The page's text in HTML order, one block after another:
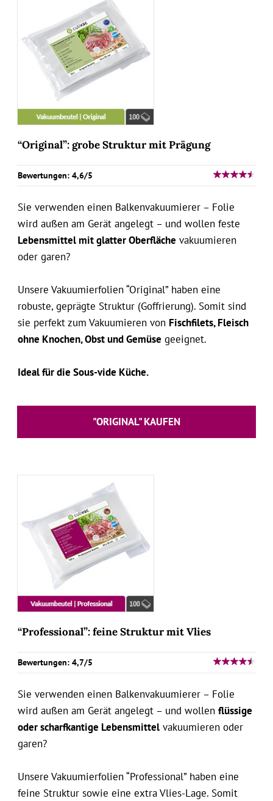
“Original”: grobe Struktur mit Prägung
Bewertungen: 4,6/5
Sie verwenden einen Balkenvakuumierer – Folie
wird außen am Gerät angelegt – und wollen feste
Lebensmittel mit glatter Oberfläche vakuumieren
oder garen?
Unsere Vakuumierfolien “Original” haben eine
robuste, geprägte Struktur (Goffrierung). Somit sind
sie perfekt zum Vakuumieren von Fischfilets, Fleisch
ohne Knochen, Obst und Gemüse geeignet.
Ideal für die Sous-vide Küche.
"ORIGINAL" KAUFEN
“Professional”: feine Struktur mit Vlies
Bewertungen: 4,7/5
Sie verwenden einen Balkenvakuumierer – Folie
wird außen am Gerät angelegt – und wollen flüssige
oder scharfkantige Lebensmittel vakuumieren oder
garen?
Unsere Vakuumierfolien “Professional” haben eine
feine Struktur sowie eine extra Vlies-Lage. Somit